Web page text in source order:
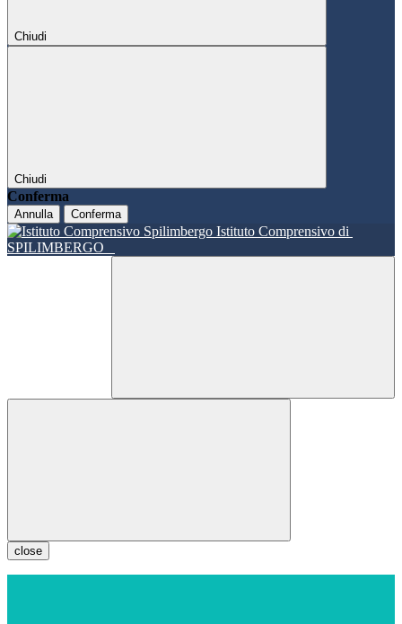
Chiudi
Chiudi
Conferma
Annulla Conferma
Istituto Comprensivo di
SPILIMBERGO
close